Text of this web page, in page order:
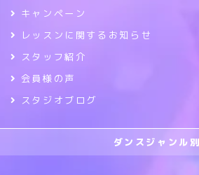
キャンペーン
レッスンに関するお知らせ
スタッフ紹介
会員様の声
スタジオブログ
ダンスジャンル別